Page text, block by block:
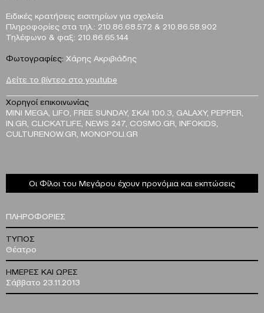
Ειδικές κρατήσεις εισιτηρίων για σχολεία
Πληροφορίες στα τηλ.: 210.86.68.572 & 210.86.58.902
Τηλέφωνο & φαξ: 210.86.65.144
Φωτογραφίες: Χάρης Ακριβιάδης
Δείτε το βίντεο στο youtube
Χορηγοί επικοινωνίας
MINI MEGA, LIFO, FREE SUNDAY, ΣΚΑΙ 100.3, GALAXY, PEPPER,
IN.GR, CLICKATLIFE, NEWS 247, COSMO.GR, INFOKIDS,
CULTURENOW.GR, MONOPOLI.GR
Οι Φίλοι του Μεγάρου έχουν προνόμια και εκπτώσεις
ΠΛΗΡΟΦΟΡΙΕΣ
ΤΥΠΟΣ
Θέατρο
ΗΜΕΡΕΣ ΚΑΙ ΩΡΕΣ
Σάββατο 23.11.2013